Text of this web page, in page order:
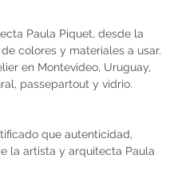
Paula Piquet, desde la
colores y materiales a usar.
en Montevideo, Uruguay,
passepartout y vidrio.
que autenticidad,
la artista y arquitecta Paula